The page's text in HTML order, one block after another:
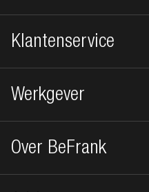
Klantenservice
Werkgever
Over BeFrank